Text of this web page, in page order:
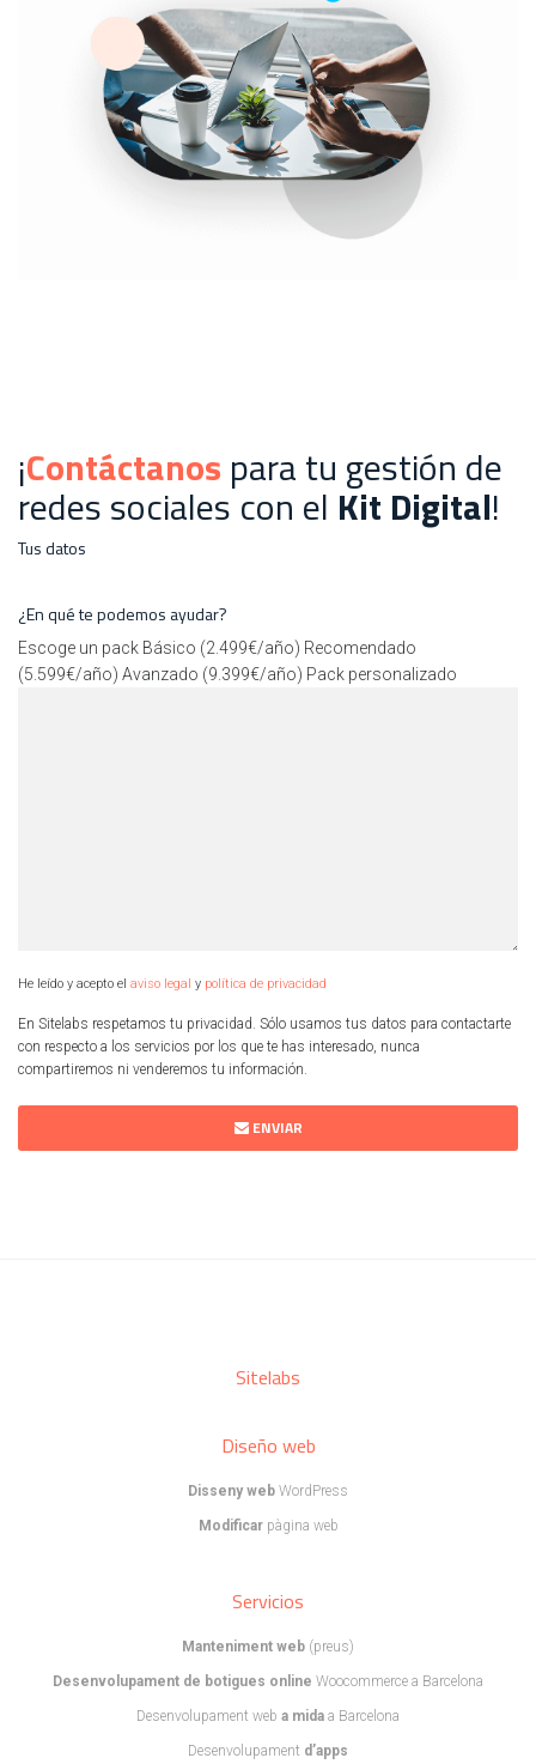
¡Contáctanos para tu gestión de
redes sociales con el Kit Digital!
Tus datos
¿En qué te podemos ayudar?
Escoge un pack Básico (2.499€/año) Recomendado
(5.599€/año) Avanzado (9.399€/año) Pack personalizado
He leído y acepto el aviso legal y política de privacidad
En Sitelabs respetamos tu privacidad. Sólo usamos tus datos para contactarte
con respecto a los servicios por los que te has interesado, nunca
compartiremos ni venderemos tu información.
ENVIAR
Sitelabs
Diseño web
Disseny web WordPress
Modificarpàgina web
Servicios
Manteniment web (preus)
Desenvolupament de botigues online Woocommerce a Barcelona
Desenvolupament web a mida a Barcelona
Desenvolupament d’apps